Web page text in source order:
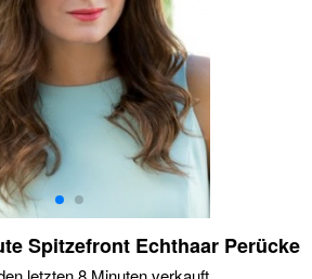
Spitzefront Echthaar Perücke